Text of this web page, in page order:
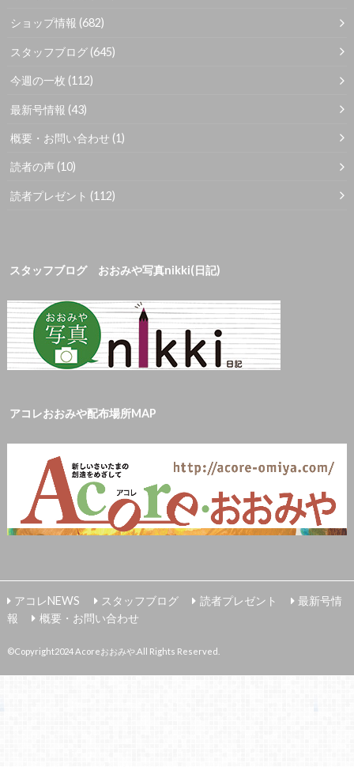
ショップ情報 (682)
スタッフブログ (645)
今週の一枚 (112)
最新号情報 (43)
概要・お問い合わせ (1)
読者の声 (10)
読者プレゼント (112)
スタッフブログ おおみや写真nikki(日記)
アコレおおみや配布場所MAP
アコレNEWS スタッフブログ 読者プレゼント
最新号情
報
概要・お問い合わせ
©Copyright2024 Acoreおおみや.All Rights Reserved.